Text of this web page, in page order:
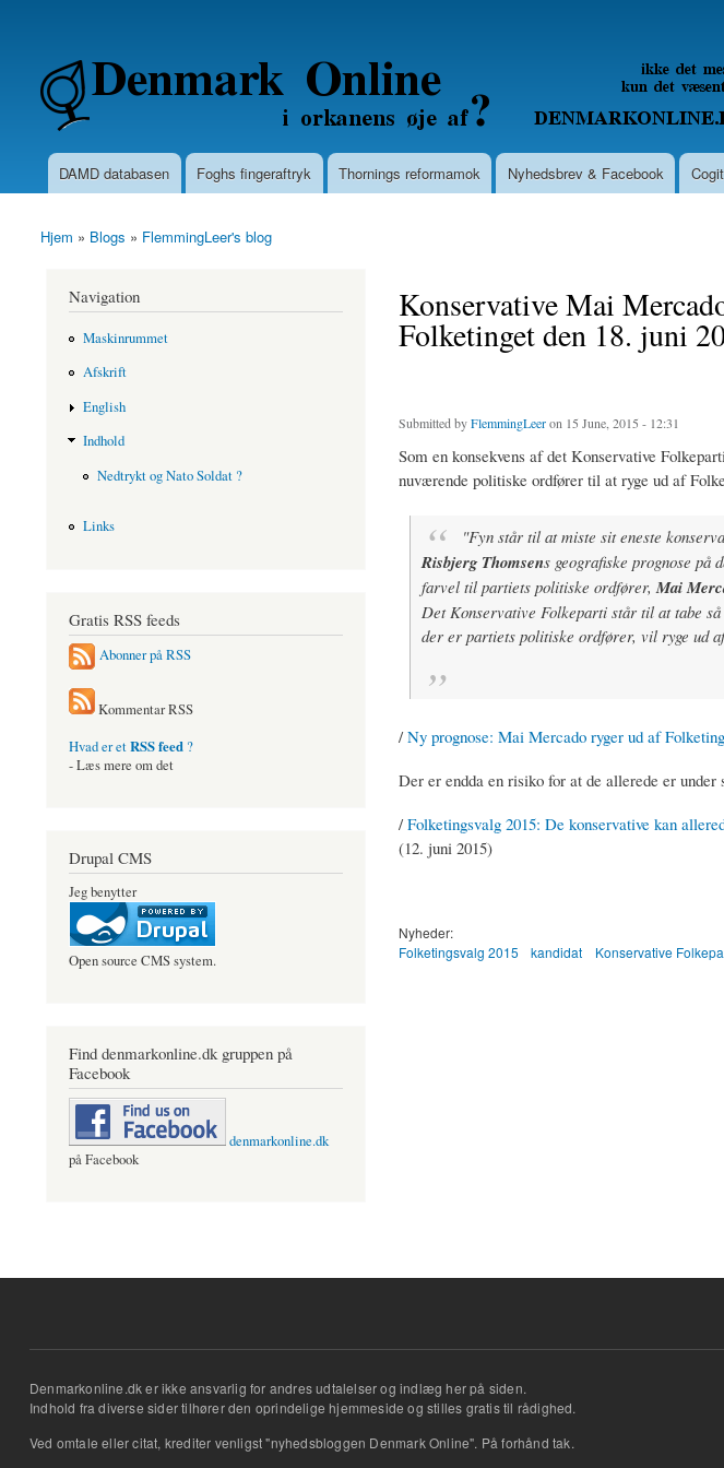
content
Denmarkonline.dk - blognyheder om politik
Main menu
DAMD databasen Foghs fingeraftryk Thornings reformamok Nyhedsbrev & Facebook
You are here
Hjem » Blogs » FlemmingLeer's blog
Konservative Mai
Folketinget den 18. juni
Submitted byFlemmingLeeron 15 June, 2015 - 12:31
Som en konsekvens af det Konservative
nuværende politiske ordfører til at ryge ud af
"Fyn står til at miste sit eneste
Risbjerg Thomsens geografiske prognose på
farvel til partiets politiske ordfører, Mai
Det Konservative Folkeparti står til at tabe
der er partiets politiske ordfører, vil ryge ud
/Ny prognose: Mai Mercado ryger ud af
Der er endda en risiko for at de allerede er under
/Folketingsvalg 2015: De konservative kan
(12. juni 2015)
Nyheder:
Folketingsvalg 2015
kandidat Konservative
Navigation
Maskinrummet
Afskrift
English
Indhold
Nedtrykt og Nato Soldat ?
Links
Gratis RSS feeds
Abonner på RSS
Kommentar RSS
Hvad er etRSS feed ?
- Læs mere om det
Drupal CMS
Jeg benytter
Open source CMS system.
Find denmarkonline.dk gruppen på
Facebook
denmarkonline.dk
på Facebook
Denmarkonline.dk er ikke ansvarlig for andres udtalelser og indlæg her på siden.
Indhold fra diverse sider tilhører den oprindelige hjemmeside og stilles gratis til rådighed.
Ved omtale eller citat, krediter venligst "nyhedsbloggen Denmark Online". På forhånd tak.